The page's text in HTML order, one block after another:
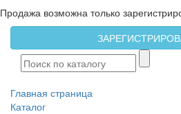
Продажа возможна только
Главная страница
Каталог